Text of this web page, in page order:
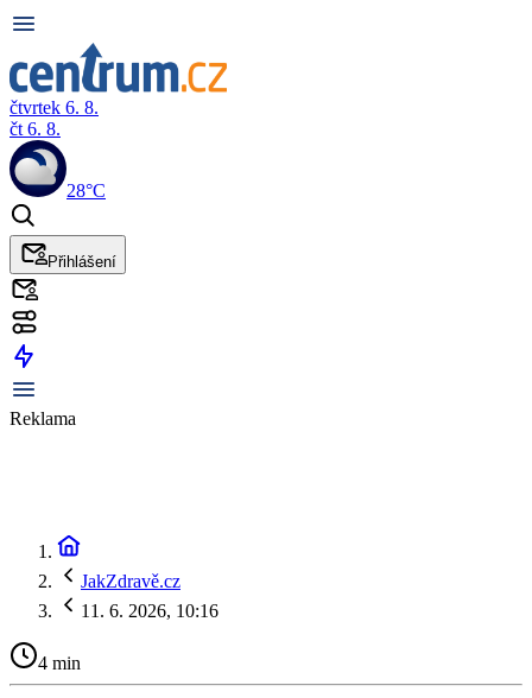
čtvrtek 6. 8.
čt 6. 8.
28°C
Přihlášení
Reklama
JakZdravě.cz
11. 6. 2026, 10:16
4 min